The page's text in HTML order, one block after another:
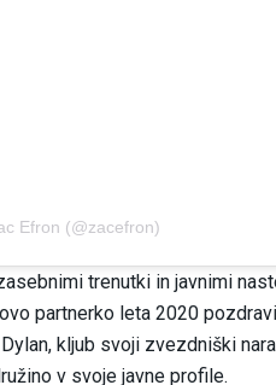
Efron (@zacefron)
trenutki in javnimi
partnerko leta 2020
kljub svoji zvezdniški
v svoje javne profile.